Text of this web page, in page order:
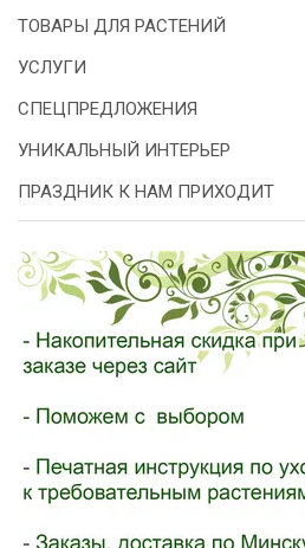
ТОВАРЫ ДЛЯ РАСТЕНИЙ
УСЛУГИ
СПЕЦПРЕДЛОЖЕНИЯ
УНИКАЛЬНЫЙ ИНТЕРЬЕР
ПРАЗДНИК К НАМ ПРИХОДИТ